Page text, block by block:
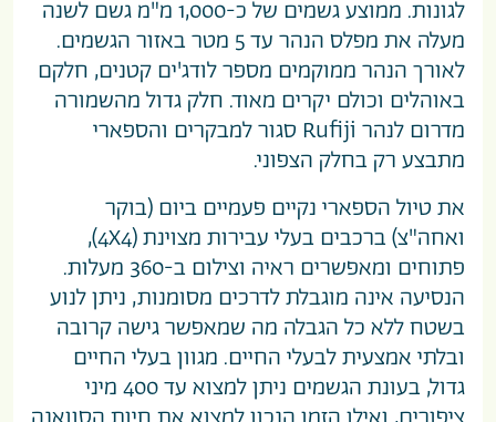
לגונות. ממוצע גשמים של כ-1,000 מ"מ גשם לשנה
מעלה את מפלס הנהר עד 5 מטר באזור הגשמים.
לאורך הנהר ממוקמים מספר לודג'ים קטנים, חלקם
באוהלים וכולם יקרים מאוד. חלק גדול מהשמורה
מדרום לנהר Rufiji סגור למבקרים והספארי
מתבצע רק בחלק הצפוני.
את טיול הספארי נקיים פעמיים ביום (בוקר
ואחה"צ) ברכבים בעלי עבירות מצוינת (4X4),
פתוחים ומאפשרים ראיה וצילום ב-360 מעלות.
הנסיעה אינה מוגבלת לדרכים מסומנות, ניתן לנוע
בשטח ללא כל הגבלה מה שמאפשר גישה קרובה
ובלתי אמצעית לבעלי החיים. מגוון בעלי החיים
גדול, בעונת הגשמים ניתן למצוא עד 400 מיני